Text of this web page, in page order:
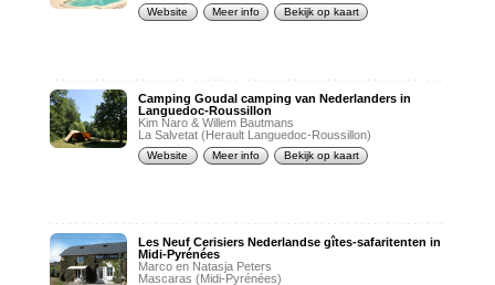
Website Meer info Bekijk op kaart
Camping Goudal camping van Nederlanders in
Languedoc-Roussillon
Kim Naro & Willem Bautmans
La Salvetat (Herault Languedoc-Roussillon)
Website Meer info Bekijk op kaart
Les Neuf Cerisiers Nederlandse gîtes-safaritenten in
Midi-Pyrénées
Marco en Natasja Peters
Mascaras (Midi-Pyrénées)